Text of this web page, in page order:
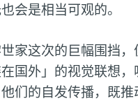
会是相当可观的。
家这次的巨幅围挡
国外」的视觉联想
们的自发传播，既